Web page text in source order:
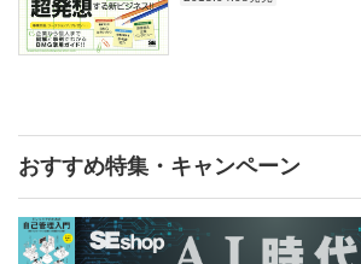
おすすめ特集・キャンペーン